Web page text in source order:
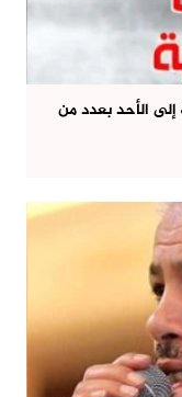
الأحد بعدد من